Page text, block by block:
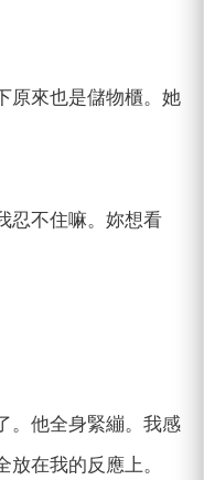
原來也是儲物櫃。她
忍不住嘛。妳想看
。他全身緊繃。我感
在我的反應上。